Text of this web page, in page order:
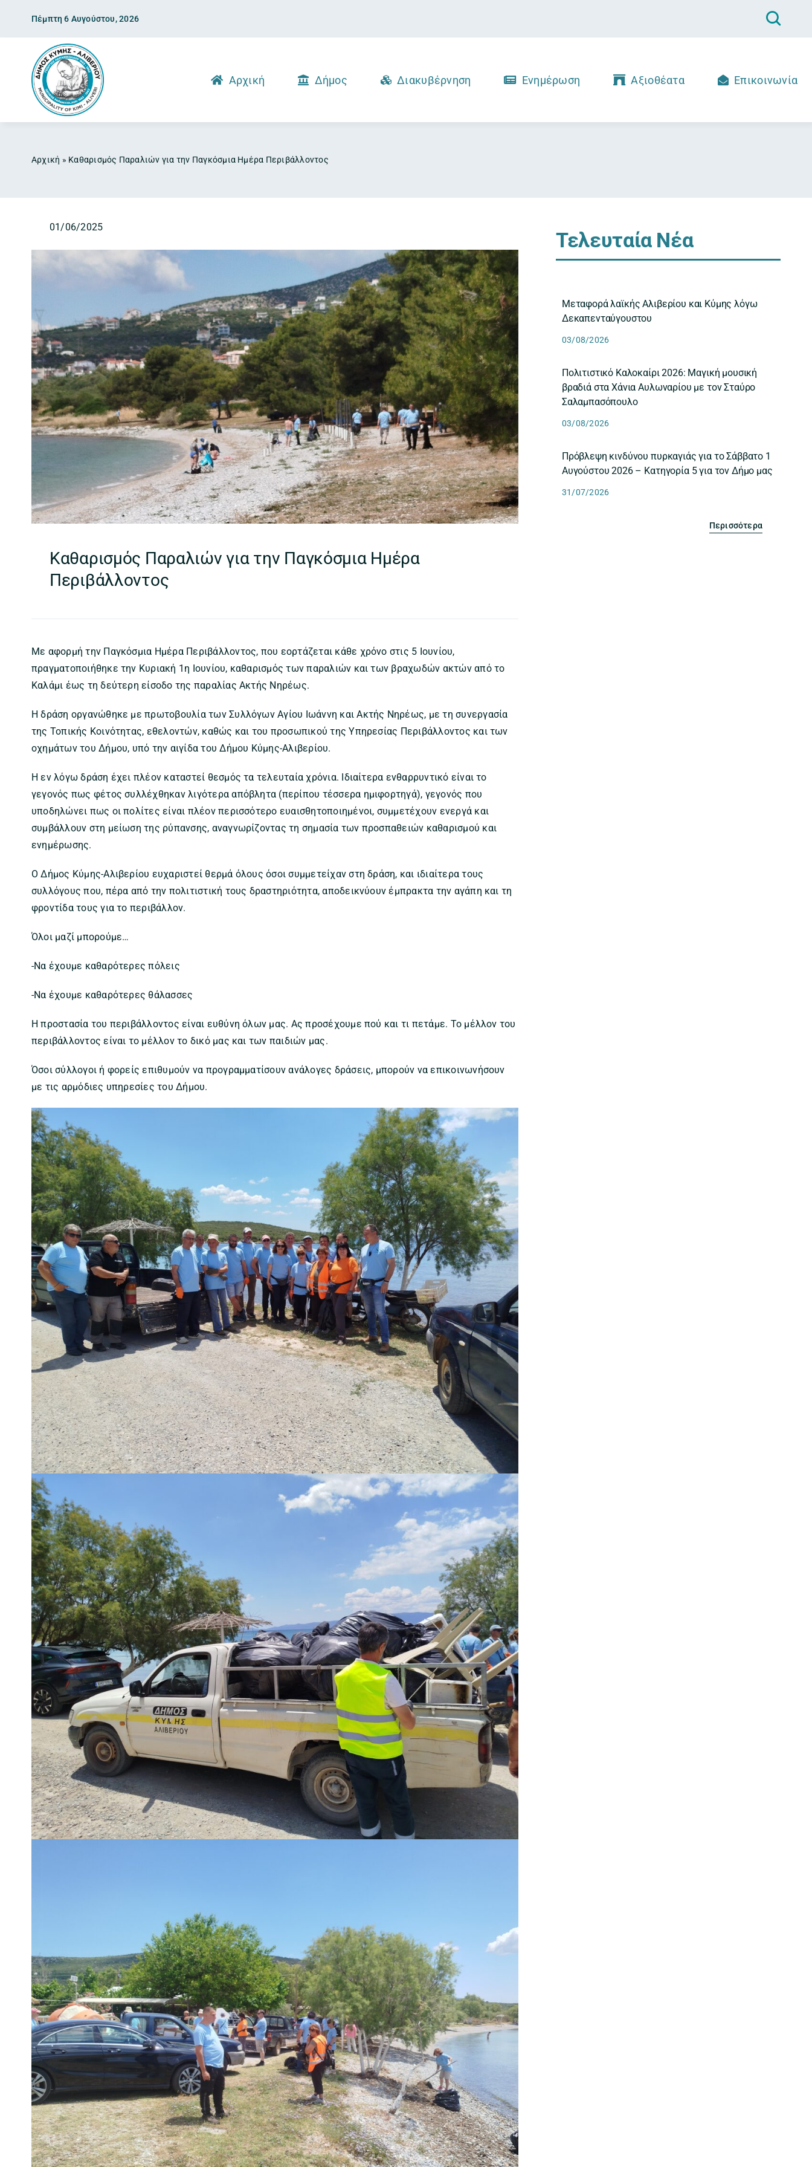
content
Πέμπτη 6 Αυγούστου, 2026
Αρχική Δήμος Διακυβέρνηση Ενημέρωση Αξιοθέατα Επικοινωνία
Αρχική » Καθαρισμός Παραλιών για την Παγκόσμια Ημέρα Περιβάλλοντος
01/06/2025
Καθαρισμός Παραλιών για την Παγκόσμια Ημέρα
Περιβάλλοντος
Με αφορμή την Παγκόσμια Ημέρα Περιβάλλοντος, που εορτάζεται κάθε χρόνο στις 5 Ιουνίου,
πραγματοποιήθηκε την Κυριακή 1η Ιουνίου, καθαρισμός των παραλιών και των βραχωδών ακτών από το
Καλάμι έως τη δεύτερη είσοδο της παραλίας Ακτής Νηρέως.
Η δράση οργανώθηκε με πρωτοβουλία των Συλλόγων Αγίου Ιωάννη και Ακτής Νηρέως, με τη συνεργασία
της Τοπικής Κοινότητας, εθελοντών, καθώς και του προσωπικού της Υπηρεσίας Περιβάλλοντος και των
οχημάτων του Δήμου, υπό την αιγίδα του Δήμου Κύμης-Αλιβερίου.
Η εν λόγω δράση έχει πλέον καταστεί θεσμός τα τελευταία χρόνια. Ιδιαίτερα ενθαρρυντικό είναι το
γεγονός πως φέτος συλλέχθηκαν λιγότερα απόβλητα (περίπου τέσσερα ημιφορτηγά), γεγονός που
υποδηλώνει πως οι πολίτες είναι πλέον περισσότερο ευαισθητοποιημένοι, συμμετέχουν ενεργά και
συμβάλλουν στη μείωση της ρύπανσης, αναγνωρίζοντας τη σημασία των προσπαθειών καθαρισμού και
ενημέρωσης.
Ο Δήμος Κύμης-Αλιβερίου ευχαριστεί θερμά όλους όσοι συμμετείχαν στη δράση, και ιδιαίτερα τους
συλλόγους που, πέρα από την πολιτιστική τους δραστηριότητα, αποδεικνύουν έμπρακτα την αγάπη και τη
φροντίδα τους για το περιβάλλον.
Όλοι μαζί μπορούμε…
-Να έχουμε καθαρότερες πόλεις
-Να έχουμε καθαρότερες θάλασσες
Η προστασία του περιβάλλοντος είναι ευθύνη όλων μας. Ας προσέχουμε πού και τι πετάμε. Το μέλλον του
περιβάλλοντος είναι το μέλλον το δικό μας και των παιδιών μας.
Όσοι σύλλογοι ή φορείς επιθυμούν να προγραμματίσουν ανάλογες δράσεις, μπορούν να επικοινωνήσουν
με τις αρμόδιες υπηρεσίες του Δήμου.
Τελευταία Νέα
Μεταφορά λαϊκής Αλιβερίου και Κύμης λόγω
Δεκαπενταύγουστου
03/08/2026
Πολιτιστικό Καλοκαίρι 2026: Μαγική μουσική
βραδιά στα Χάνια Αυλωναρίου με τον Σταύρο
Σαλαμπασόπουλο
03/08/2026
Πρόβλεψη κινδύνου πυρκαγιάς για το Σάββατο 1
Αυγούστου 2026 – Κατηγορία 5 για τον Δήμο μας
31/07/2026
Περισσότερα